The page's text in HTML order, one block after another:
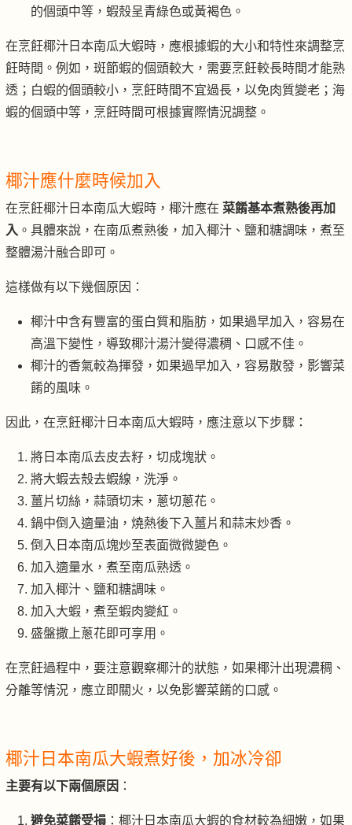
的個頭中等，蝦殼呈青綠色或黃褐色。
在烹飪椰汁日本南瓜大蝦時，應根據蝦的大小和特性來調整烹
飪時間。例如，斑節蝦的個頭較大，需要烹飪較長時間才能熟
透；白蝦的個頭較小，烹飪時間不宜過長，以免肉質變老；海
蝦的個頭中等，烹飪時間可根據實際情況調整。
椰汁應什麼時候加入
在烹飪椰汁日本南瓜大蝦時，椰汁應在 菜餚基本煮熟後再加
入 。具體來說，在南瓜煮熟後，加入椰汁、鹽和糖調味，煮至
整體湯汁融合即可。
這樣做有以下幾個原因：
椰汁中含有豐富的蛋白質和脂肪，如果過早加入，容易在
高溫下變性，導致椰汁湯汁變得濃稠、口感不佳。
椰汁的香氣較為揮發，如果過早加入，容易散發，影響菜
餚的風味。
因此，在烹飪椰汁日本南瓜大蝦時，應注意以下步驟：
將日本南瓜去皮去籽，切成塊狀。
將大蝦去殼去蝦線，洗淨。
薑片切絲，蒜頭切末，蔥切蔥花。
鍋中倒入適量油，燒熱後下入薑片和蒜末炒香。
倒入日本南瓜塊炒至表面微微變色。
加入適量水，煮至南瓜熟透。
加入椰汁、鹽和糖調味。
加入大蝦，煮至蝦肉變紅。
盛盤撒上蔥花即可享用。
在烹飪過程中，要注意觀察椰汁的狀態，如果椰汁出現濃稠、
分離等情況，應立即關火，以免影響菜餚的口感。
椰汁日本南瓜大蝦煮好後，加冰冷卻
主要有以下兩個原因 ：
避免菜餚受損 ：椰汁日本南瓜大蝦的食材較為細嫩，如果